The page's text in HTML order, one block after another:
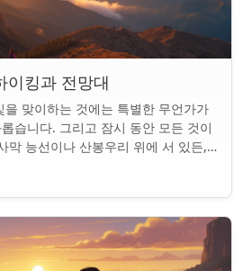
이킹과 전망대
맞이하는 것에는 특별한 무언가가
습니다. 그리고 잠시 동안 모든 것이
막 능선이나 산봉우리 위에 서 있든,
을...